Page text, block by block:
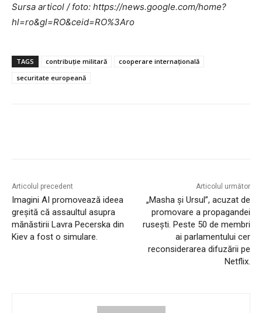
Sursa articol / foto: https://news.google.com/home?
hl=ro&gl=RO&ceid=RO%3Aro
TAGS contribuție militară
cooperare internațională
securitate europeană
Articolul precedent
Imagini AI promovează ideea
greșită că assaultul asupra
mănăstirii Lavra Pecerska din
Kiev a fost o simulare.
Articolul următor
„Masha și Ursul”, acuzat de
promovare a propagandei
rusești. Peste 50 de membri
ai parlamentului cer
reconsiderarea difuzării pe
Netflix.